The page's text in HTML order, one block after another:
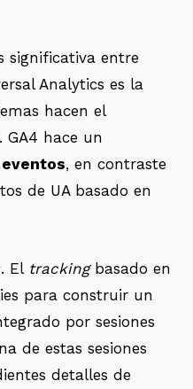
significativa entre
Analytics es la
hacen el
GA4 hace un
, en contraste
de UA basado en
. El trackingbasado en
para construir un
por sesiones
de estas sesiones
detalles de